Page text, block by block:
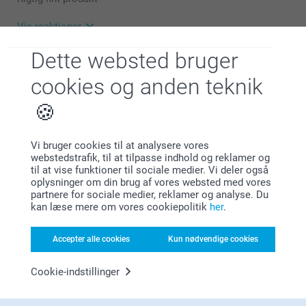
Dette websted bruger
cookies og anden teknik
Vi bruger cookies til at analysere vores
webstedstrafik, til at tilpasse indhold og reklamer og
til at vise funktioner til sociale medier. Vi deler også
oplysninger om din brug af vores websted med vores
partnere for sociale medier, reklamer og analyse. Du
kan læse mere om vores cookiepolitik her.
Accepter alle cookies Kun nødvendige cookies
Cookie-indstillinger
Dejligt at høre, at du er tilfreds med kvaliteten af din
bordkalender.
Zeinab @smartphoto
Vis reaktioner
29.12.2025
Hej Jonas
Tusind tak for din anmeldelse!
Varme hilsner
Zeinab @smartphoto
Vis mere
Lignende produkter
Bordkalender med
træholder
6 varianter
69,00
(49 anmeldelser)
Bordkalender med
træholdere og tørrede
blomster
2 varianter
239,00
Foto på acrylblok
329,00
Holder til hovedtelefoner